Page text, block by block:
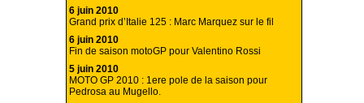
6 juin 2010
Grand prix d’Italie 125 : Marc Marquez sur le fil
6 juin 2010
Fin de saison motoGP pour Valentino Rossi
5 juin 2010
MOTO GP 2010 : 1ere pole de la saison pour
Pedrosa au Mugello.